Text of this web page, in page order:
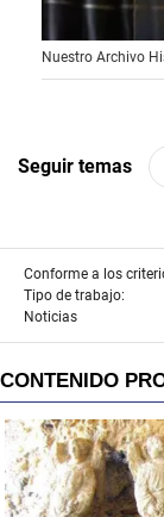
0
o
f
e
c
Nuestro Archivo
Seguir temas
Conforme a los
Tipo de trabajo:
Noticias